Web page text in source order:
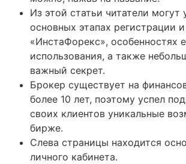
Из этой статьи читатели могут
основных этапах регистрации
«ИнстаФорекс», особенностях
использования, а также
важный секрет.
Брокер существует на
более 10 лет, поэтому успел
своих клиентов уникальные
бирже.
Слева страницы находится
личного кабинета.